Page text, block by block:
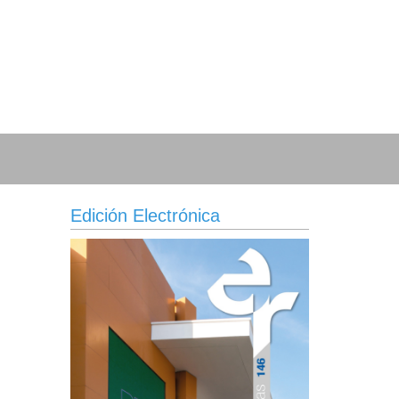
Edición Electrónica